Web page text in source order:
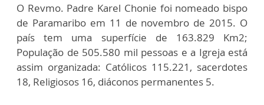
O Revmo. Padre Karel Chonie foi nomeado bispo
de Paramaribo em 11 de novembro de 2015. O
país tem uma superfície de 163.829 Km2;
População de 505.580 mil pessoas e a Igreja está
assim organizada: Católicos 115.221, sacerdotes
18, Religiosos 16, diáconos permanentes 5.